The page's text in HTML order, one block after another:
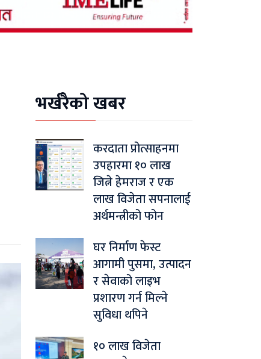
भर्खरैको खबर
करदाता प्रोत्साहनमा
उपहारमा १० लाख
जित्ने हेमराज र एक
लाख विजेता सपनालाई
अर्थमन्त्रीको फोन
घर निर्माण फेस्ट
आगामी पुसमा, उत्पादन
र सेवाको लाइभ
प्रशारण गर्न मिल्ने
सुविधा थपिने
१० लाख विजेता